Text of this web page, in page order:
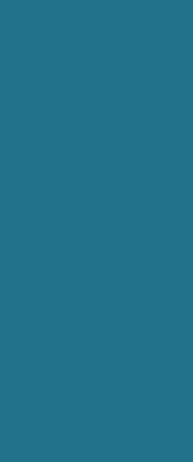
lei da natureza
o tipo de coisa
anos e anos”.
É de
para a
impedindo o
a emitir
Elói Duarte
era difícil de
bens. Após três
a emitirem